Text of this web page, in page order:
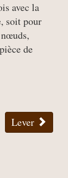
avec la
soit pour
de
Lever